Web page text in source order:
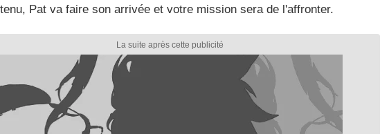
Pat va faire son arrivée et votre mission sera de l'affronter.